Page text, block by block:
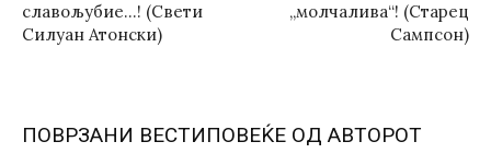
славољубие…! (Свети
Силуан Атонски)
„молчалива“! (Старец
Сампсон)
ПОВРЗАНИ ВЕСТИПОВЕЌЕ ОД АВТОРОТ